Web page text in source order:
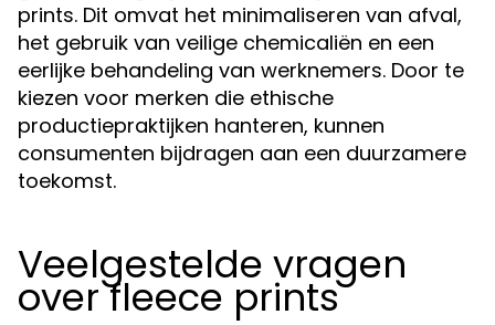
prints. Dit omvat het minimaliseren van afval,
het gebruik van veilige chemicaliën en een
eerlijke behandeling van werknemers. Door te
kiezen voor merken die ethische
productiepraktijken hanteren, kunnen
consumenten bijdragen aan een duurzamere
toekomst.
Veelgestelde vragen
over fleece prints